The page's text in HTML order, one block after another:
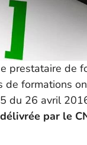
prestataire de
de formations
du 26 avril
par le